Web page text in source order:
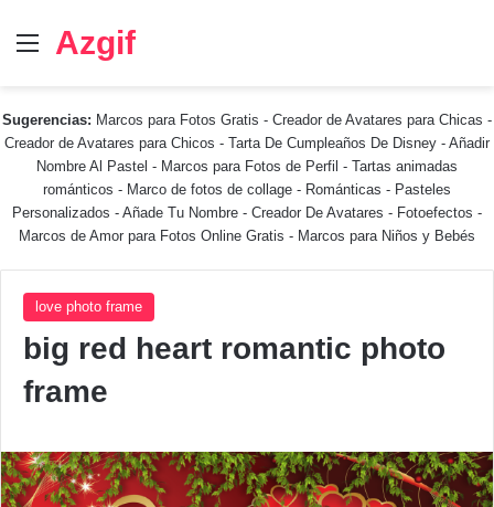
Menú
Azgif
Sugerencias: Marcos para Fotos Gratis - Creador de Avatares para Chicas -
Creador de Avatares para Chicos - Tarta De Cumpleaños De Disney - Añadir
Nombre Al Pastel - Marcos para Fotos de Perfil - Tartas animadas
románticos - Marco de fotos de collage - Románticas - Pasteles
Personalizados - Añade Tu Nombre - Creador De Avatares - Fotoefectos -
Marcos de Amor para Fotos Online Gratis - Marcos para Niños y Bebés
love photo frame
big red heart romantic photo
frame